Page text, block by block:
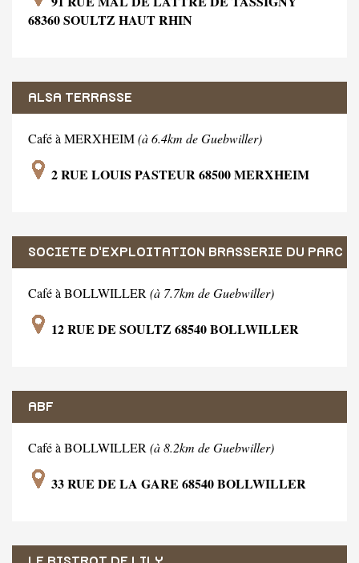
68360 SOULTZ HAUT RHIN
ALSA TERRASSE
Café à MERXHEIM(à 6.4km de Guebwiller)
2 RUE LOUIS PASTEUR 68500 MERXHEIM
SOCIETE D'EXPLOITATION BRASSERIE DU PARC
Café à BOLLWILLER (à 7.7km de Guebwiller)
12 RUE DE SOULTZ 68540 BOLLWILLER
ABF
Café à BOLLWILLER (à 8.2km de Guebwiller)
33 RUE DE LA GARE 68540 BOLLWILLER